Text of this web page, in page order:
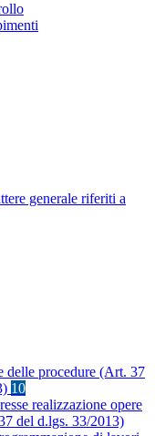
generale riferiti a
delle procedure (Art. 37
10
realizzazione opere
del d.lgs. 33/2013)